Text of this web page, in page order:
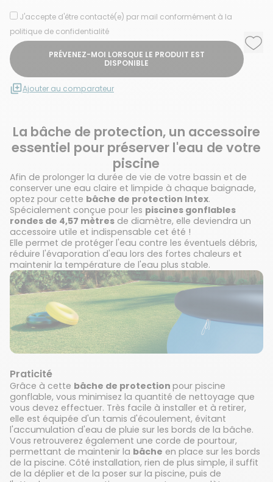
J'accepte d'être contacté(e) par mail conformément à la
politique de confidentialité
PRÉVENEZ-MOI LORSQUE LE PRODUIT EST
DISPONIBLE
Ajouter au comparateur
La bâche de protection, un accessoire
essentiel pour préserver l'eau de votre
piscine
Afin de prolonger la durée de vie de votre bassin et de
conserver une eau claire et limpide à chaque baignade,
optez pour cette bâche de protection Intex.
Spécialement conçue pour les piscines gonflables
rondes de 4,57 mètres de diamètre, elle deviendra un
accessoire utile et indispensable cet été !
Elle permet de protéger l'eau contre les éventuels débris,
réduire l'évaporation d'eau lors des fortes chaleurs et
maintenir la température de l'eau plus stable.
Praticité
Grâce à cette bâche de protection pour piscine
gonflable, vous minimisez la quantité de nettoyage que
vous devez effectuer. Très facile à installer et à retirer,
elle est équipée d'un tamis d'écoulement, évitant
l'accumulation d'eau de pluie sur les bords de la bâche.
Vous retrouverez également une corde de pourtour,
permettant de maintenir la bâche en place sur les bords
de la piscine. Côté installation, rien de plus simple, il suffit
de la déplier et de la poser sur la piscine, puis de